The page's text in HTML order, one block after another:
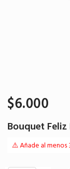
$6.000
Bouquet
⚠️ Añade al menos